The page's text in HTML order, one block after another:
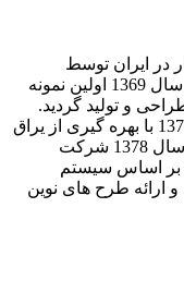
در ایران توسط
مدیریت شرکت کم جا چوب ارائه شد و در سال 1369 اولین نمونه
و تولید گردید.
تولید تخت تاشو از سال 1374 آغاز و سال 1375 با بهره گیری از یراق
آلات و جک های تولید داخل ادامه یافت. در سال 1378 شرکت
بر اساس سیستم
ارائه طرح های نوین